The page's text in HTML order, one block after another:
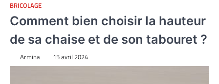
BRICOLAGE
Comment bien choisir la hauteur
de sa chaise et de son tabouret ?
Armina 15 avril 2024